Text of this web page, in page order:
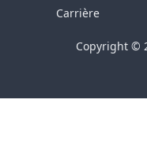
Carrière
Copyright ©